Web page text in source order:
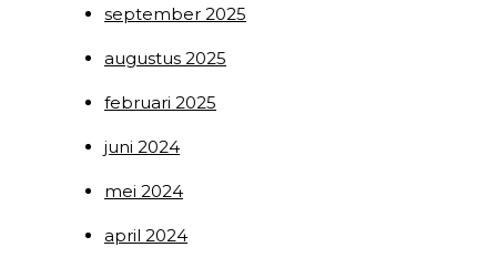
september 2025
augustus 2025
februari 2025
juni 2024
mei 2024
april 2024